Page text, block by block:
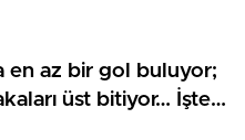
en az bir gol buluyor;
üst bitiyor… İşte